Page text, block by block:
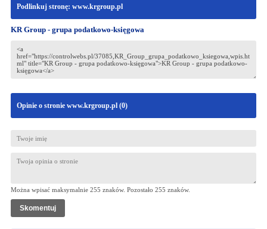
Podlinkuj stronę: www.krgroup.pl
KR Group - grupa podatkowo-księgowa
Opinie o stronie www.krgroup.pl (0)
Można wpisać maksymalnie 255 znaków. Pozostało 255 znaków.